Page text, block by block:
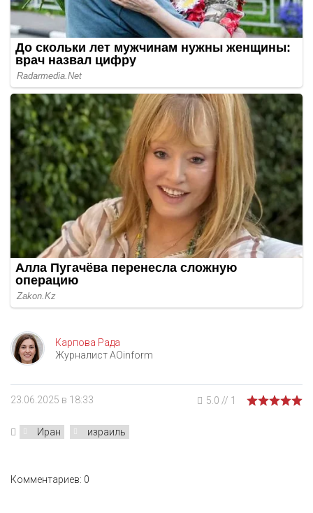
Карпова Рада
Журналист AOinform
23.06.2025 в 18:33 5.0 // 1
Иран израиль
Комментариев: 0